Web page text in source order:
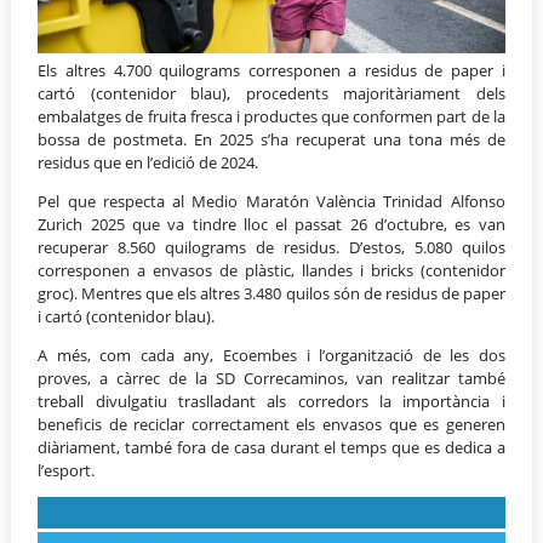
Els altres 4.700 quilograms corresponen a residus de paper i
cartó (contenidor blau), procedents majoritàriament dels
embalatges de fruita fresca i productes que conformen part de la
bossa de postmeta. En 2025 s’ha recuperat una tona més de
residus que en l’edició de 2024.
Pel que respecta al Medio Maratón València Trinidad Alfonso
Zurich 2025 que va tindre lloc el passat 26 d’octubre, es van
recuperar 8.560 quilograms de residus. D’estos, 5.080 quilos
corresponen a envasos de plàstic, llandes i bricks (contenidor
groc). Mentres que els altres 3.480 quilos són de residus de paper
i cartó (contenidor blau).
A més, com cada any, Ecoembes i l’organització de les dos
proves, a càrrec de la SD Correcaminos, van realitzar també
treball divulgatiu traslladant als corredors la importància i
beneficis de reciclar correctament els envasos que es generen
diàriament, també fora de casa durant el temps que es dedica a
l’esport.